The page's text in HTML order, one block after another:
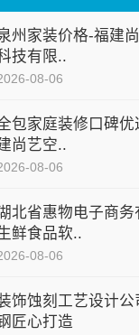
州家装价格-福建
技有限..
08-06
包家庭装修口碑
尚艺空..
08-06
北省惠物电子商务
鲜食品软..
08-06
饰蚀刻工艺设计公
匠心打造